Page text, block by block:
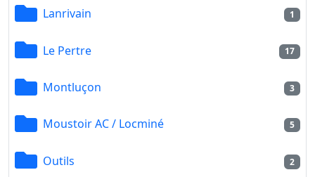
Lanrivain 1
Le Pertre 17
Montluçon 3
Moustoir AC / Locminé 5
Outils 2